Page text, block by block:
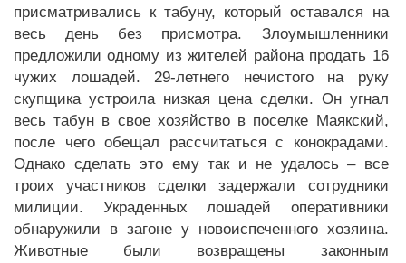
присматривались к табуну, который оставался на
весь день без присмотра. Злоумышленники
предложили одному из жителей района продать 16
чужих лошадей. 29-летнего нечистого на руку
скупщика устроила низкая цена сделки. Он угнал
весь табун в свое хозяйство в поселке Маякский,
после чего обещал рассчитаться с конокрадами.
Однако сделать это ему так и не удалось – все
троих участников сделки задержали сотрудники
милиции. Украденных лошадей оперативники
обнаружили в загоне у новоиспеченного хозяина.
Животные были возвращены законным